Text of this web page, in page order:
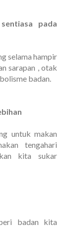
pada
selama hampir
sarapan , otak
badan.
untuk makan
tengahari
kita sukar
badan kita